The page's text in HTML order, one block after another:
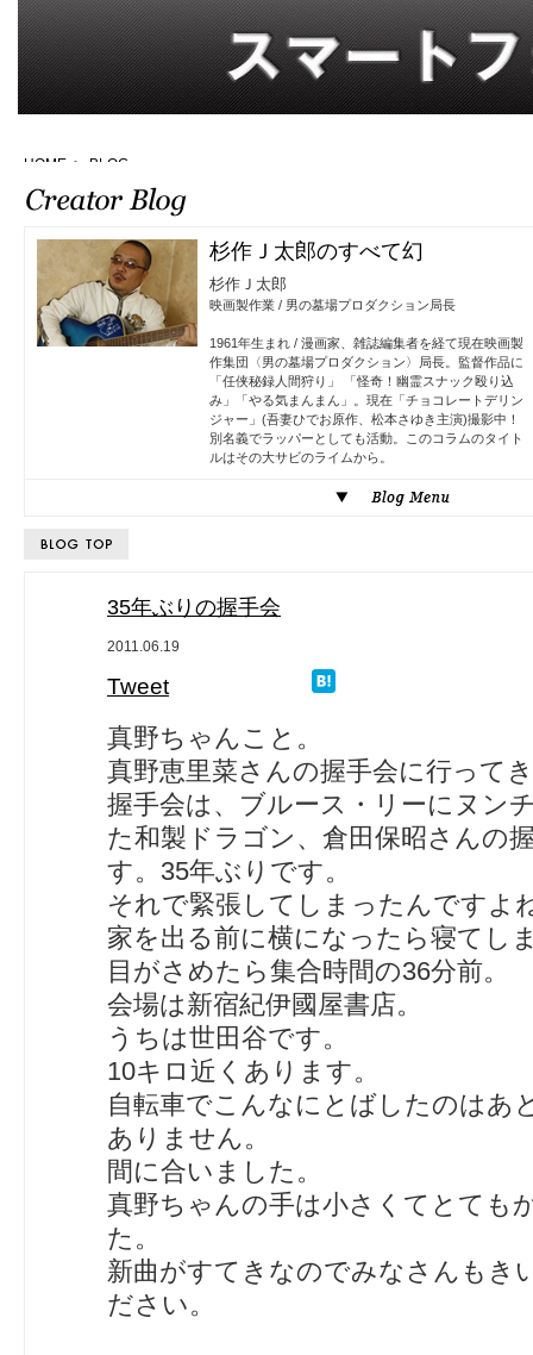
HOME > BLOG
杉作Ｊ太郎のすべて幻
杉作Ｊ太郎
映画製作業 / 男の墓場プロダクション局長
1961年生まれ / 漫画家、雑誌編集者を経て現在映画製
作集団〈男の墓場プロダクション〉局長。監督作品に
「任侠秘録人間狩り」 「怪奇！幽霊スナック殴り込
み」「やる気まんまん」。現在「チョコレートデリン
ジャー」(吾妻ひでお原作、松本さゆき主演)撮影中！
別名義でラッパーとしても活動。このコラムのタイト
ルはその大サビのライムから。
35年ぶりの握手会
2011.06.19
Tweet
真野ちゃんこと。
真野恵里菜さんの握手会に行って
握手会は、ブルース・リーにヌン
た和製ドラゴン、倉田保昭さんの
す。35年ぶりです。
それで緊張してしまったんですよ
家を出る前に横になったら寝てし
目がさめたら集合時間の36分前。
会場は新宿紀伊國屋書店。
うちは世田谷です。
10キロ近くあります。
自転車でこんなにとばしたのはあ
ありません。
間に合いました。
真野ちゃんの手は小さくてとても
た。
新曲がすてきなのでみなさんもき
ださい。